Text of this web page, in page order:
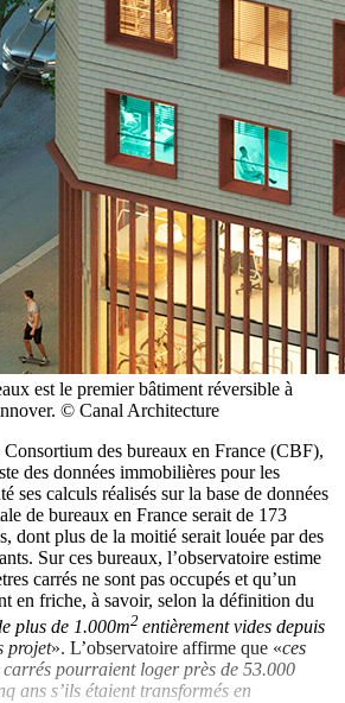
est le premier bâtiment réversible à
© Canal Architecture
des bureaux en France (CBF),
des données immobilières pour les
ses calculs réalisés sur la base de données
de bureaux en France serait de 173
dont plus de la moitié serait louée par des
Sur ces bureaux, l’observatoire estime
carrés ne sont pas occupés et qu’un
en friche, à savoir, selon la définition du
plus de 1.000m2 entièrement vides depuis
projet». L’observatoire affirme que «ces
pourraient loger près de 53.000
ans s’ils étaient transformés en